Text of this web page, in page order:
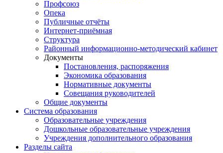
Профсоюз
Опека
Публичные отчёты
Интернет-приёмная
Структура
Районный информационно-методический кабинет
Документы
Постановления, распоряжения
Экономика образования
Нормативные документы
Совещания руководителей
Общие документы
Система образования
Образовательные учреждения
Дошкольные образовательные учреждения
Учреждения дополнительного образования
Разделы сайта